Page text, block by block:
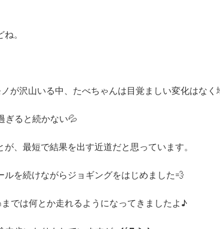
。
が沢山いる中、たべちゃんは目覚ましい変化はな
ぎると続かない💦
、最短で結果を出す近道だと思っています。
を続けながらジョギングをはじめました💨
では何とか走れるようになってきましたよ♪